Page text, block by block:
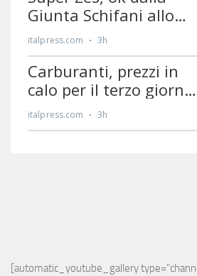
[automatic_youtube_gallery